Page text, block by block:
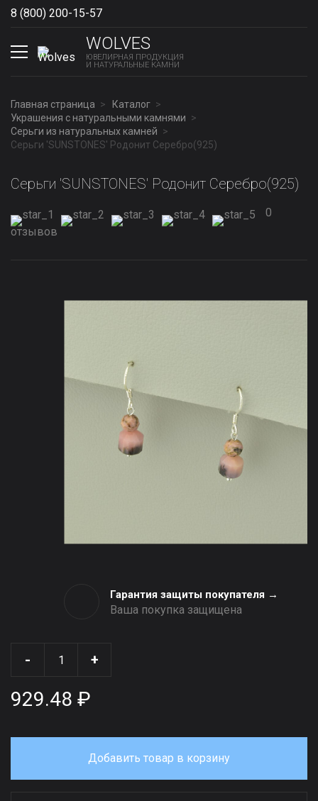
8 (800) 200-15-57
WOLVES
ЮВЕЛИРНАЯ ПРОДУКЦИЯ
И НАТУРАЛЬНЫЕ КАМНИ
Главная страница
Каталог
Украшения с натуральными камнями
Серьги из натуральных камней
Серьги 'SUNSTONES' Родонит Серебро(925)
Серьги 'SUNSTONES' Родонит Серебро(925)
0
отзывов
Гарантия защиты покупателя →
Ваша покупка защищена
- +
929.48 ₽
Добавить товар в корзину